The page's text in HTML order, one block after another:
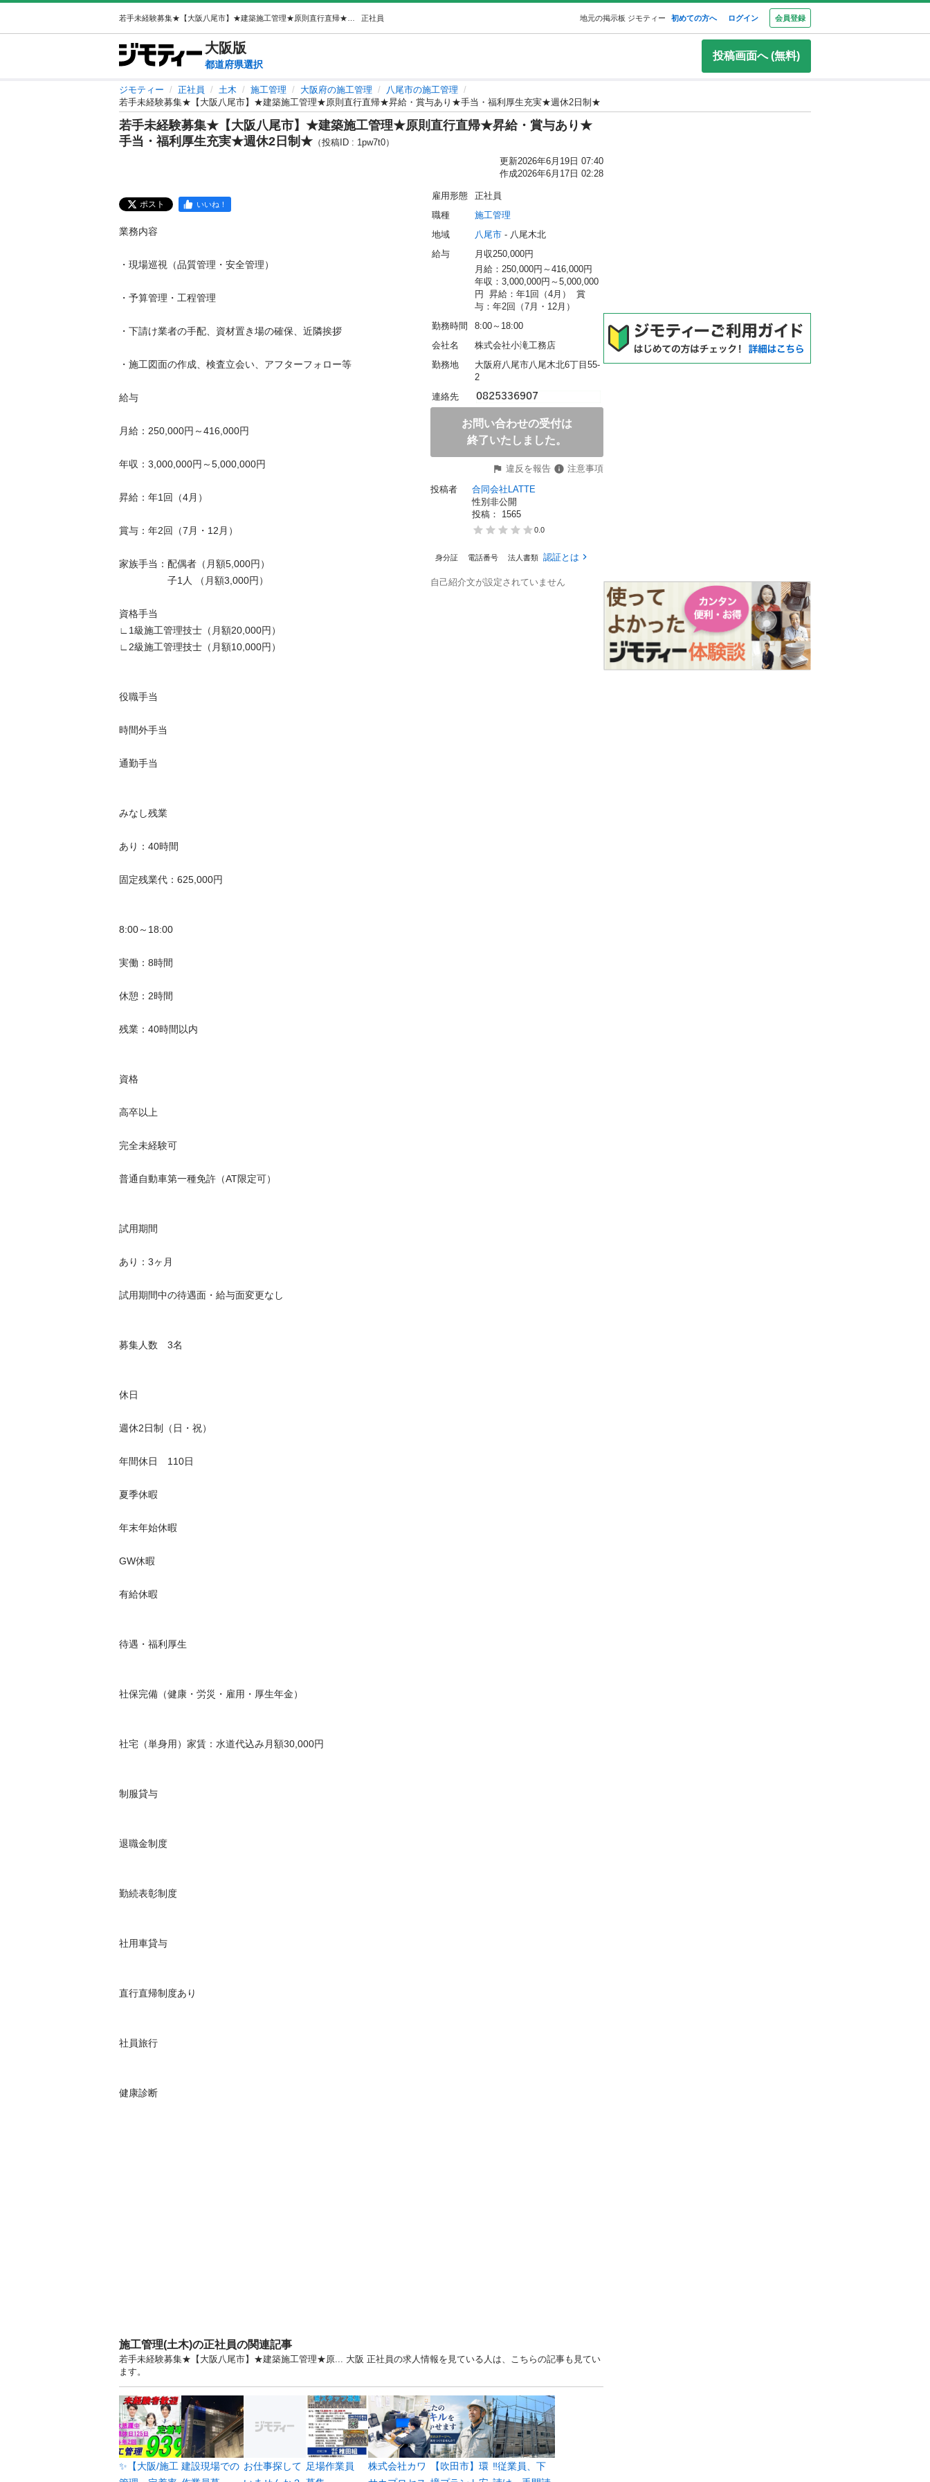
正社員 地元の掲示板 ジモティー 初めての方へ ログイン 会員登録
大阪版
都道府県選択
投稿画面へ (無料)
ジモティー 正社員 土木 施工管理 大阪府の施工管理
八尾市の施工管理
若手未経験募集★【大阪八尾市】★建築施工管理★原則直行直帰★昇給・賞与あり★手当・福利厚生充実★週休2日制★
若手未経験募集★【大阪八尾市】★建築施工管理★原則直行直帰★昇給・賞与あり★
手当・福利厚生充実★週休2日制★ （投稿ID : 1pw7t0）
更新2026年6月19日 07:40
作成2026年6月17日 02:28
ポスト いいね！
業務内容
・現場巡視（品質管理・安全管理）
・予算管理・工程管理
・下請け業者の手配、資材置き場の確保、近隣挨拶
・施工図面の作成、検査立会い、アフターフォロー等
給与
月給：250,000円～416,000円
年収：3,000,000円～5,000,000円
昇給：年1回（4月）
賞与：年2回（7月・12月）
家族手当：配偶者（月額5,000円）
子1人 （月額3,000円）
資格手当
∟1級施工管理技士（月額20,000円）
∟2級施工管理技士（月額10,000円）
役職手当
時間外手当
通勤手当
みなし残業
あり：40時間
固定残業代：625,000円
8:00～18:00
実働：8時間
休憩：2時間
残業：40時間以内
資格
高卒以上
完全未経験可
普通自動車第一種免許（AT限定可）
試用期間
あり：3ヶ月
試用期間中の待遇面・給与面変更なし
募集人数　3名
休日
週休2日制（日・祝）
年間休日　110日
夏季休暇
年末年始休暇
GW休暇
有給休暇
待遇・福利厚生
社保完備（健康・労災・雇用・厚生年金）
社宅（単身用）家賃：水道代込み月額30,000円
制服貸与
退職金制度
勤続表彰制度
社用車貸与
直行直帰制度あり
社員旅行
雇用形態
正社員
職種
施工管理
地域
八尾市 - 八尾木北
給与
月収250,000円
月給：250,000円～416,000円
年収：3,000,000円～5,000,000
円  昇給：年1回（4月）  賞
与：年2回（7月・12月）
勤務時間
8:00～18:00
会社名
株式会社小滝工務店
勤務地
大阪府八尾市八尾木北6丁目55-
2
連絡先
お問い合わせの受付は
終了いたしました。
違反を報告
注意事項
投稿者
合同会社LATTE
性別非公開
投稿： 1565
0.0
身分証 電話番号 法人書類 認証とは
自己紹介文が設定されていません
施工管理(土木)の正社員の関連記事
若手未経験募集★【大阪八尾市】★建築施工管理★原... 大阪 正社員の求人情報を見ている人は、こちらの記事も見てい
ます。
✨【大阪/施工 建設現場での お仕事探して 足場作業員
株式会社カワ
【吹田市】環 ‼️従業員、下